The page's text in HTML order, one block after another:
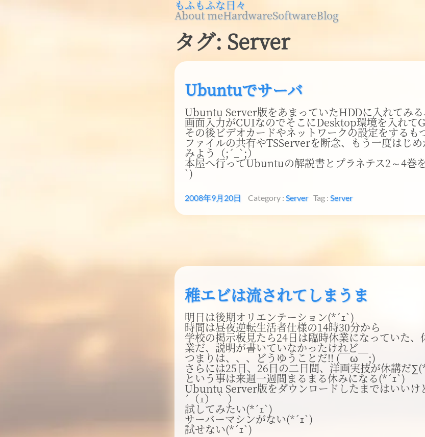
もふもふな日々
About meHardwareSoftwareBlog
タグ: Server
Ubuntuでサーバ
Ubuntu Server版をあまっていたHDDに入れてみ
画面入力がCUIなのでそこにDesktop環境を入れて
その後ビデオカードやネットワークの設定をするも
ファイルの共有やTSServerを断念、もう一度はじ
みよう（;´_`;）
本屋へ行ってUbuntuの解説書とプラネテス2～4巻
`)
2008年9月20日 Category : Server Tag : Server
稚エビは流されてしまうま
明日は後期オリエンテーション(*´ｪ`)
時間は昼夜逆転生活者仕様の14時30分から
学校の掲示板見たら24日は臨時休業になっていた、
業だ、説明が書いていなかったけれど
つまりは、、、どうゆうことだ!! (￣ω￣;)
さらには25日、26日の二日間、洋画実技が休講だ
という事は来週一週間まるまる休みになる(*´ｪ`)
Ubuntu Server版をダウンロードしたまではいいけ
´（ｪ）｀ ）
試してみたい(*´ｪ`)
サーバーマシンがない(*´ｪ`)
試せない(*´ｪ`)